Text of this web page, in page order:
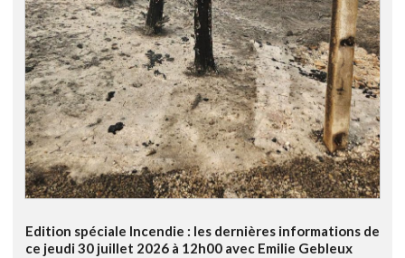
Edition spéciale Incendie : les dernières informations de
ce jeudi 30 juillet 2026 à 12h00 avec Emilie Gebleux